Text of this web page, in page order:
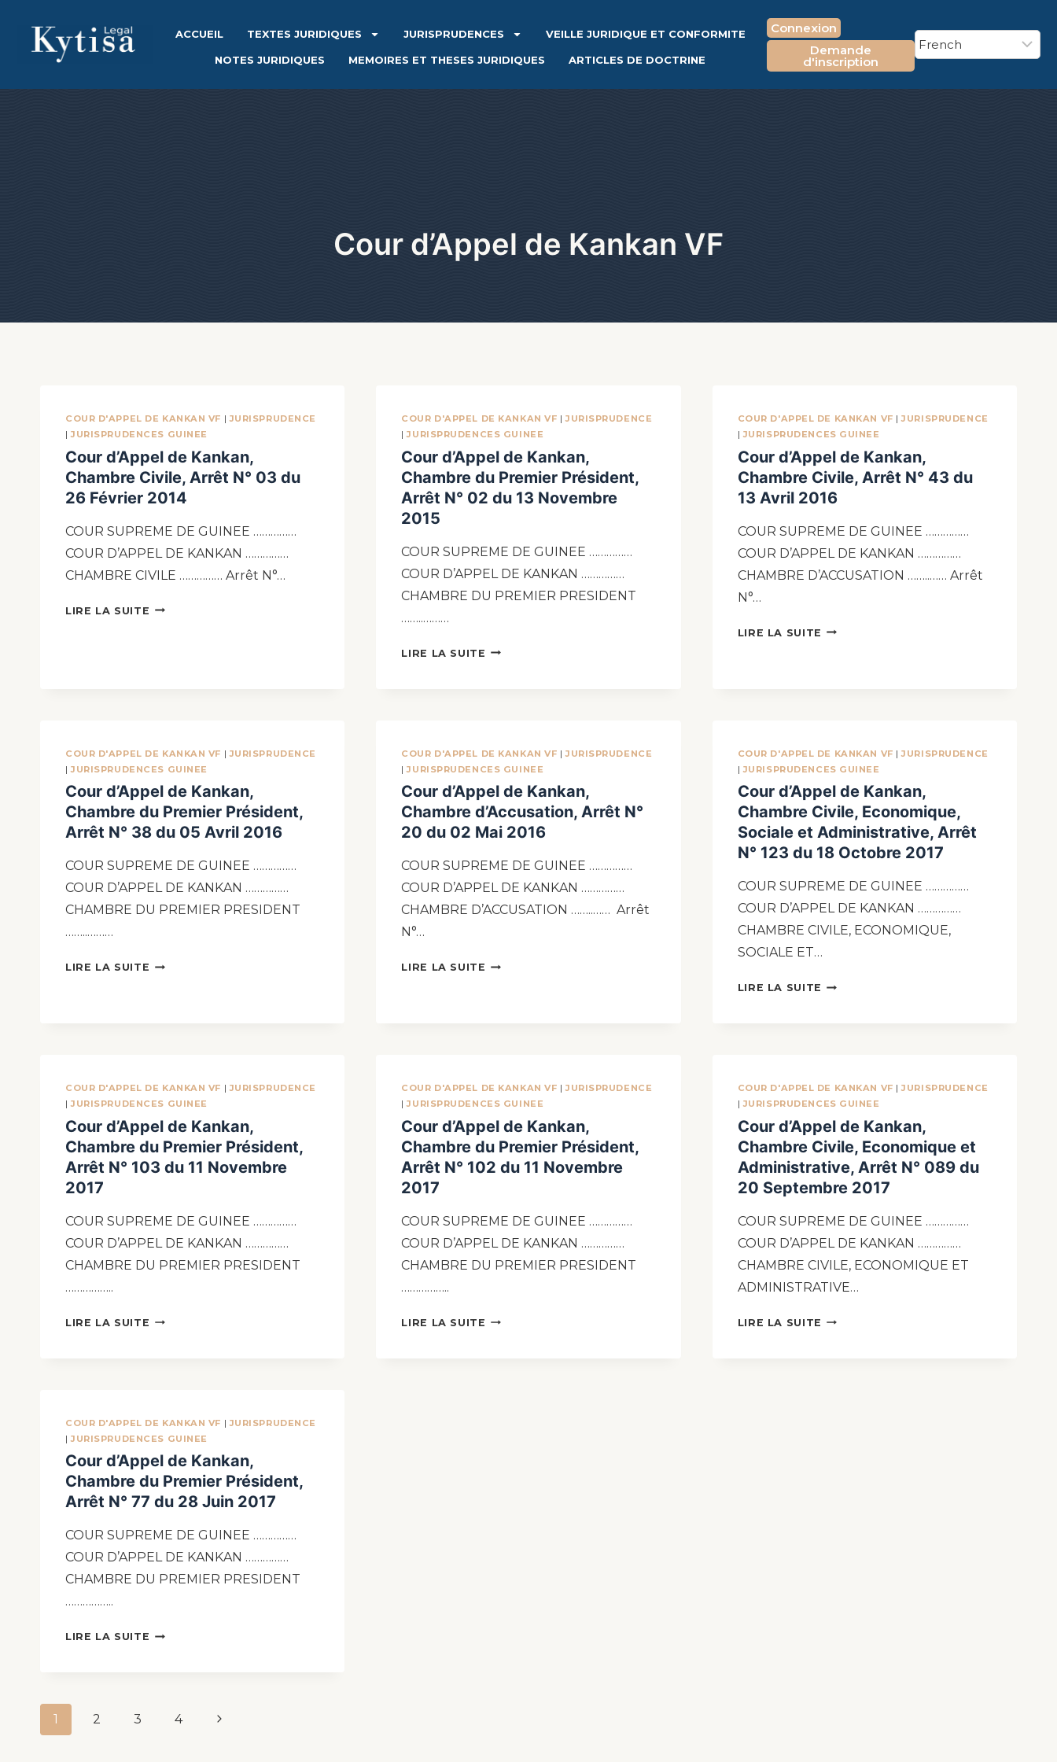
ACCUEIL TEXTES JURIDIQUES JURISPRUDENCES VEILLE JURIDIQUE ET CONFORMITE
NOTES JURIDIQUES MEMOIRES ET THESES JURIDIQUES ARTICLES DE DOCTRINE
Connexion
Demande
d'inscription
Cour d’Appel de Kankan VF
COUR D'APPEL DE KANKAN VF |JURISPRUDENCE
|JURISPRUDENCES GUINEE
Cour d’Appel de Kankan,
Chambre Civile, Arrêt N° 03 du
26 Février 2014
COUR SUPREME DE GUINEE ……………
COUR D’APPEL DE KANKAN ……………
CHAMBRE CIVILE …………… Arrêt N°…
LIRE LA SUITE
COUR D'APPEL DE KANKAN VF |JURISPRUDENCE
|JURISPRUDENCES GUINEE
Cour d’Appel de Kankan,
Chambre du Premier Président,
Arrêt N° 02 du 13 Novembre
2015
COUR SUPREME DE GUINEE ……………
COUR D’APPEL DE KANKAN ……………
CHAMBRE DU PREMIER PRESIDENT
……..………
LIRE LA SUITE
COUR D'APPEL DE KANKAN VF |JURISPRUDENCE
|JURISPRUDENCES GUINEE
Cour d’Appel de Kankan,
Chambre Civile, Arrêt N° 43 du
13 Avril 2016
COUR SUPREME DE GUINEE ……………
COUR D’APPEL DE KANKAN ……………
CHAMBRE D’ACCUSATION ……..…… Arrêt
N°…
LIRE LA SUITE
COUR D'APPEL DE KANKAN VF |JURISPRUDENCE
|JURISPRUDENCES GUINEE
Cour d’Appel de Kankan,
Chambre du Premier Président,
Arrêt N° 38 du 05 Avril 2016
COUR SUPREME DE GUINEE ……………
COUR D’APPEL DE KANKAN ……………
CHAMBRE DU PREMIER PRESIDENT
……..………
LIRE LA SUITE
COUR D'APPEL DE KANKAN VF |JURISPRUDENCE
|JURISPRUDENCES GUINEE
Cour d’Appel de Kankan,
Chambre d’Accusation, Arrêt N°
20 du 02 Mai 2016
COUR SUPREME DE GUINEE ……………
COUR D’APPEL DE KANKAN ……………
CHAMBRE D’ACCUSATION ……..…… Arrêt
N°…
LIRE LA SUITE
COUR D'APPEL DE KANKAN VF |JURISPRUDENCE
|JURISPRUDENCES GUINEE
Cour d’Appel de Kankan,
Chambre Civile, Economique,
Sociale et Administrative, Arrêt
N° 123 du 18 Octobre 2017
COUR SUPREME DE GUINEE ……………
COUR D’APPEL DE KANKAN ……………
CHAMBRE CIVILE, ECONOMIQUE,
SOCIALE ET…
LIRE LA SUITE
COUR D'APPEL DE KANKAN VF |JURISPRUDENCE
|JURISPRUDENCES GUINEE
Cour d’Appel de Kankan,
Chambre du Premier Président,
Arrêt N° 103 du 11 Novembre
2017
COUR SUPREME DE GUINEE ……………
COUR D’APPEL DE KANKAN ……………
CHAMBRE DU PREMIER PRESIDENT
……………..
LIRE LA SUITE
COUR D'APPEL DE KANKAN VF |JURISPRUDENCE
|JURISPRUDENCES GUINEE
Cour d’Appel de Kankan,
Chambre du Premier Président,
Arrêt N° 102 du 11 Novembre
2017
COUR SUPREME DE GUINEE ……………
COUR D’APPEL DE KANKAN ……………
CHAMBRE DU PREMIER PRESIDENT
……………..
LIRE LA SUITE
COUR D'APPEL DE KANKAN VF |JURISPRUDENCE
|JURISPRUDENCES GUINEE
Cour d’Appel de Kankan,
Chambre Civile, Economique et
Administrative, Arrêt N° 089 du
20 Septembre 2017
COUR SUPREME DE GUINEE ……………
COUR D’APPEL DE KANKAN ……………
CHAMBRE CIVILE, ECONOMIQUE ET
ADMINISTRATIVE…
LIRE LA SUITE
COUR D'APPEL DE KANKAN VF |JURISPRUDENCE
|JURISPRUDENCES GUINEE
Cour d’Appel de Kankan,
Chambre du Premier Président,
Arrêt N° 77 du 28 Juin 2017
COUR SUPREME DE GUINEE ……………
COUR D’APPEL DE KANKAN ……………
CHAMBRE DU PREMIER PRESIDENT
……………..
LIRE LA SUITE
1 2 3 4